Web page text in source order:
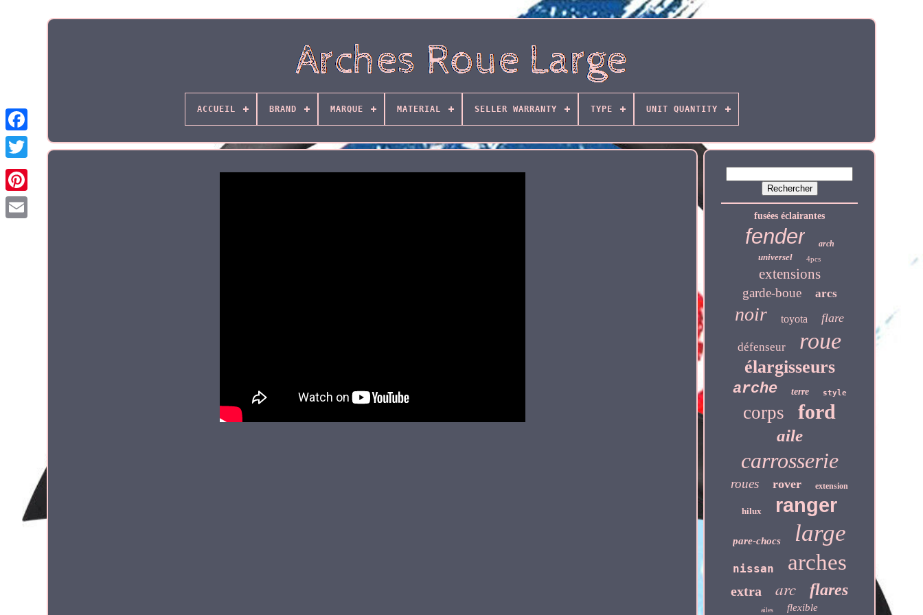
ACCUEIL BRAND MARQUE MATERIAL SELLER WARRANTY TYPE UNIT QUANTITY
fusées éclairantes
fender arch
universel 4pcs
extensions
garde-boue arcs
noir toyota flare
défenseur roue
élargisseurs
arche terre style
corps ford
aile
carrosserie
roues rover extension
hilux ranger
pare-chocs large
nissan arches
extra arc flares
ailes flexible